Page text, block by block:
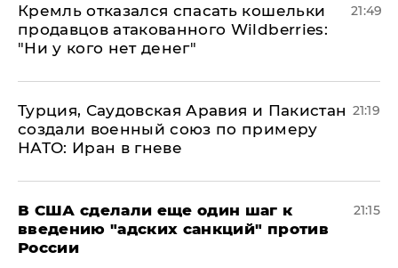
Кремль отказался спасать кошельки
продавцов атакованного Wildberries:
"Ни у кого нет денег"
21:49
Турция, Саудовская Аравия и Пакистан
создали военный союз по примеру
НАТО: Иран в гневе
21:19
В США сделали еще один шаг к
введению "адских санкций" против
России
21:15